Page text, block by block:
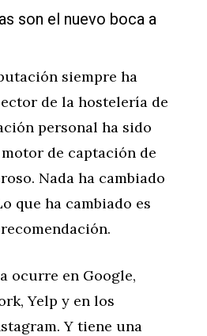
son el nuevo boca a
siempre ha
de la hostelería de
personal ha sido
de captación de
Nada ha cambiado
que ha cambiado es
ocurre en Google,
Yelp y en los
Y tiene una